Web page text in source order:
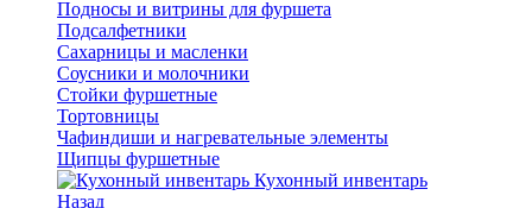
Подносы и витрины для фуршета
Подсалфетники
Сахарницы и масленки
Соусники и молочники
Стойки фуршетные
Тортовницы
Чафиндиши и нагревательные элементы
Щипцы фуршетные
Кухонный инвентарь
Назад